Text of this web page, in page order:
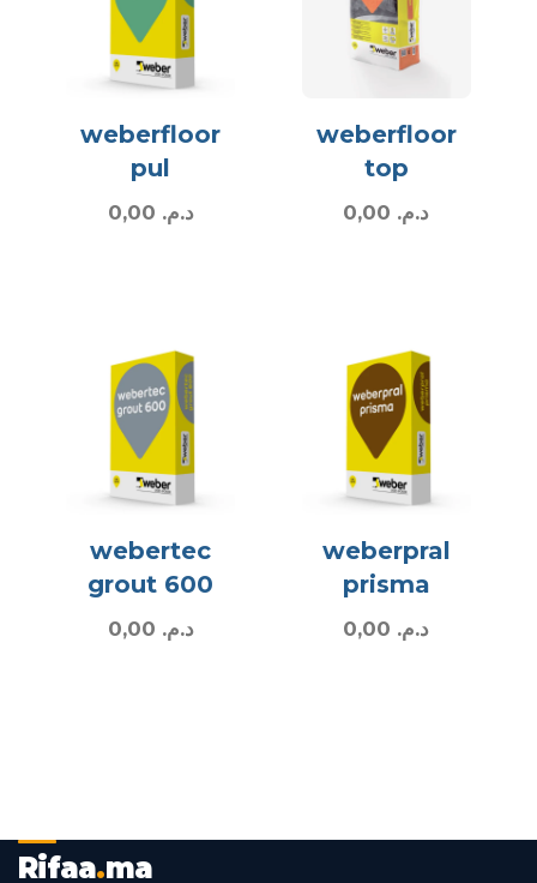
weberfloor
pul
د.م.
weberfloor
top
د.م.
webertec
grout 600
د.م.
weberpral
prisma
د.م.
Rifaa.ma